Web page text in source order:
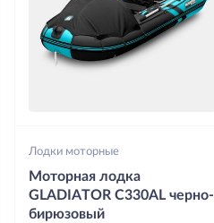
Лодки моторные
Моторная лодка
GLADIATOR C330AL черно-
бирюзовый